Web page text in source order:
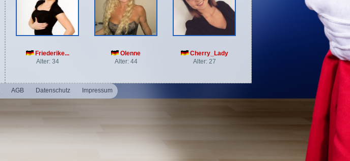
Friederike...
Alter: 34
Olenne
Alter: 44
Cherry_Lady
Alter: 27
AGB Datenschutz Impressum